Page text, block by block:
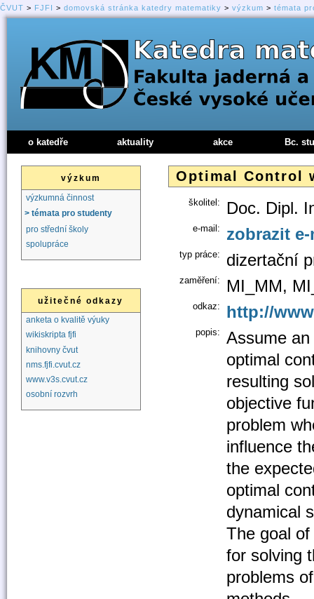
ČVUT > FJFI > domovská stránka katedry matematiky > výzkum > témata
Optimal Control
školitel: Doc. Dipl.
e-mail: zobrazit
typ práce: dizertační
zaměření: MI_MM,
odkaz: http://
popis:
Assume
optimal
resulting
objective
problem
influence
the
optimal
dynamical
The goal
for solving
problems
o katedře aktuality akce Bc.
výzkum
výzkumná činnost
> témata pro studenty
pro střední školy
spolupráce
užitečné odkazy
anketa o kvalitě výuky
wikiskripta fjfi
knihovny čvut
nms.fjfi.cvut.cz
www.v3s.cvut.cz
osobní rozvrh